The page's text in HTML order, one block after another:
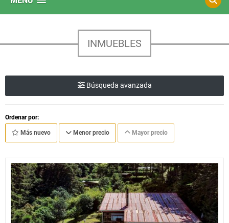
INMUEBLES
Búsqueda avanzada
Ordenar por:
Más nuevo Menor precio Mayor precio